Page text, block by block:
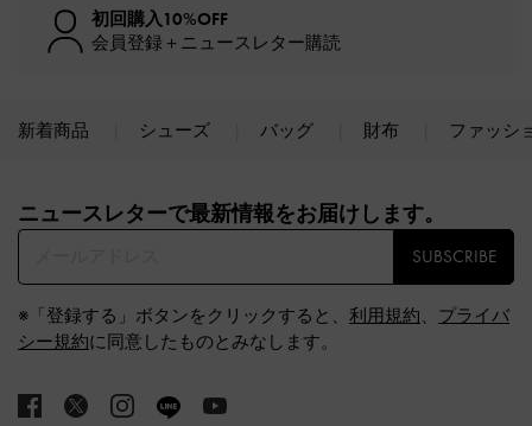
初回購入10%OFF
会員登録＋ニュースレター購読
新着商品 シューズ バッグ 財布 ファッシ
ニュースレターで最新情報をお届けします。​
SUBSCRIBE
※「登録する」ボタンをクリックすると、 利用規約、 プライバ
シー規約に同意したものとみなします。